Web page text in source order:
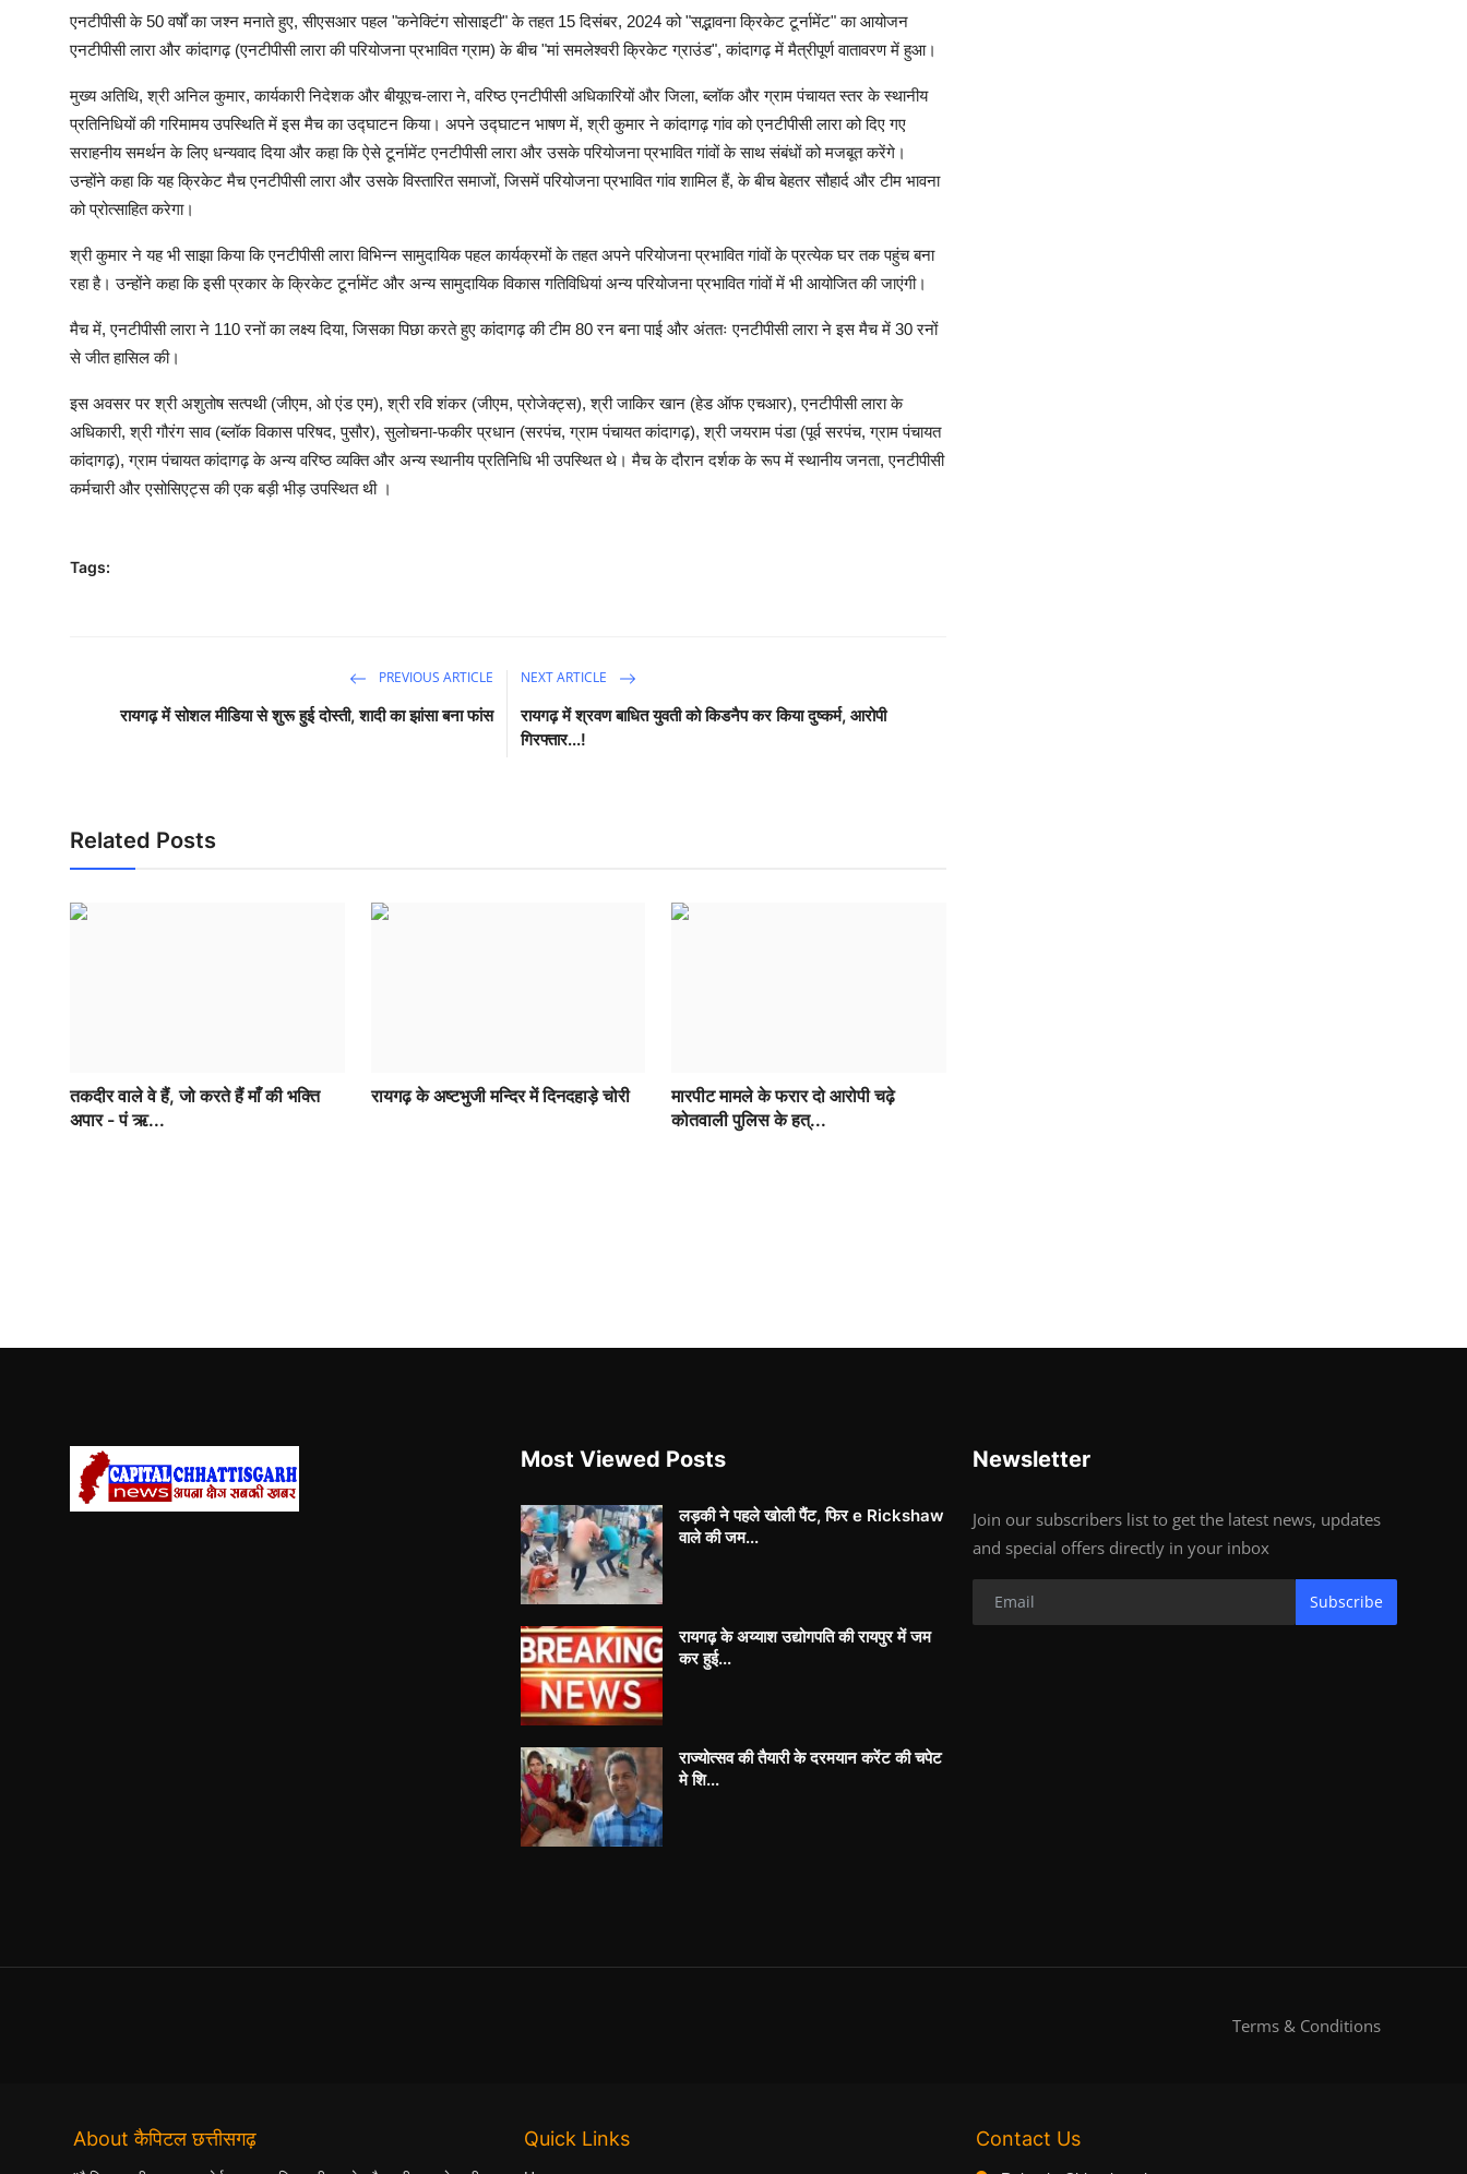
एनटीपीसी के 50 वर्षों का जश्न मनाते हुए, सीएसआर पहल "कनेक्टिंग सोसाइटी" के तहत 15 दिसंबर, 2024 को "सद्भावना क्रिकेट टूर्नामेंट" का आयोजन
एनटीपीसी लारा और कांदागढ़ (एनटीपीसी लारा की परियोजना प्रभावित ग्राम) के बीच "मां समलेश्वरी क्रिकेट ग्राउंड", कांदागढ़ में मैत्रीपूर्ण वातावरण में हुआ।
मुख्य अतिथि, श्री अनिल कुमार, कार्यकारी निदेशक और बीयूएच-लारा ने, वरिष्ठ एनटीपीसी अधिकारियों और जिला, ब्लॉक और ग्राम पंचायत स्तर के स्थानीय
प्रतिनिधियों की गरिमामय उपस्थिति में इस मैच का उद्घाटन किया। अपने उद्घाटन भाषण में, श्री कुमार ने कांदागढ़ गांव को एनटीपीसी लारा को दिए गए
सराहनीय समर्थन के लिए धन्यवाद दिया और कहा कि ऐसे टूर्नामेंट एनटीपीसी लारा और उसके परियोजना प्रभावित गांवों के साथ संबंधों को मजबूत करेंगे।
उन्होंने कहा कि यह क्रिकेट मैच एनटीपीसी लारा और उसके विस्तारित समाजों, जिसमें परियोजना प्रभावित गांव शामिल हैं, के बीच बेहतर सौहार्द और टीम भावना
को प्रोत्साहित करेगा।
श्री कुमार ने यह भी साझा किया कि एनटीपीसी लारा विभिन्न सामुदायिक पहल कार्यक्रमों के तहत अपने परियोजना प्रभावित गांवों के प्रत्येक घर तक पहुंच बना
रहा है। उन्होंने कहा कि इसी प्रकार के क्रिकेट टूर्नामेंट और अन्य सामुदायिक विकास गतिविधियां अन्य परियोजना प्रभावित गांवों में भी आयोजित की जाएंगी।
मैच में, एनटीपीसी लारा ने 110 रनों का लक्ष्य दिया, जिसका पिछा करते हुए कांदागढ़ की टीम 80 रन बना पाई और अंततः एनटीपीसी लारा ने इस मैच में 30 रनों
से जीत हासिल की।
इस अवसर पर श्री अशुतोष सत्पथी (जीएम, ओ एंड एम), श्री रवि शंकर (जीएम, प्रोजेक्ट्स), श्री जाकिर खान (हेड ऑफ एचआर), एनटीपीसी लारा के
अधिकारी, श्री गौरंग साव (ब्लॉक विकास परिषद, पुसौर), सुलोचना-फकीर प्रधान (सरपंच, ग्राम पंचायत कांदागढ़), श्री जयराम पंडा (पूर्व सरपंच, ग्राम पंचायत
कांदागढ़), ग्राम पंचायत कांदागढ़ के अन्य वरिष्ठ व्यक्ति और अन्य स्थानीय प्रतिनिधि भी उपस्थित थे। मैच के दौरान दर्शक के रूप में स्थानीय जनता, एनटीपीसी
कर्मचारी और एसोसिएट्स की एक बड़ी भीड़ उपस्थित थी ।
Tags:
PREVIOUS ARTICLE
रायगढ़ में सोशल मीडिया से शुरू हुई दोस्ती, शादी का झांसा बना फांस
NEXT ARTICLE
रायगढ़ में श्रवण बाधित युवती को किडनैप कर किया दुष्कर्म, आरोपी
गिरफ्तार...!
Related Posts
तकदीर वाले वे हैं, जो करते हैं माँ की भक्ति
अपार - पं ऋ...
रायगढ़ के अष्टभुजी मन्दिर में दिनदहाड़े चोरी
मारपीट मामले के फरार दो आरोपी चढ़े
कोतवाली पुलिस के हत्...
Most Viewed Posts
लड़की ने पहले खोली पैंट, फिर e Rickshaw
वाले की जम...
रायगढ़ के अय्याश उद्योगपति की रायपुर में जम
कर हुई...
राज्योत्सव की तैयारी के दरमयान करेंट की चपेट
मे शि...
Newsletter
Join our subscribers list to get the latest news, updates
and special offers directly in your inbox
Subscribe
Terms & Conditions
About कैपिटल छत्तीसगढ़ Quick Links Contact Us